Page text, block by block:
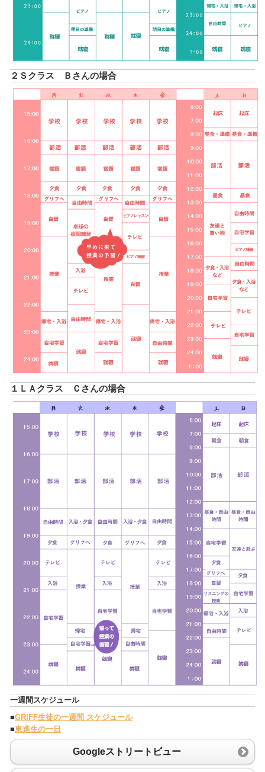
２Ｓクラス Ｂさんの場合
１ＬＡクラス Ｃさんの場合
一週間スケジュール
■GRIFF生徒の一週間 スケジュール
■東進生の一日
Googleストリートビュー